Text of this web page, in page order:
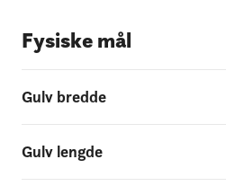
Fysiske mål
Gulv bredde
Gulv lengde